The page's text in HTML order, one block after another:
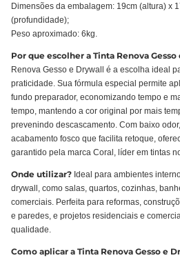
Dimensões da embalagem: 19cm (altura) x
(profundidade);
Peso aproximado: 6kg.
Por que escolher a Tinta Renova
Renova Gesso e Drywall é a escolha ideal
praticidade. Sua fórmula especial permite
fundo preparador, economizando tempo e
tempo, mantendo a cor original por mais
prevenindo descascamento. Com baixo
acabamento fosco que facilita retoque,
garantido pela marca Coral, líder em tintas
Onde utilizar? Ideal para ambientes
drywall, como salas, quartos, cozinhas,
comerciais. Perfeita para reformas,
e paredes, e projetos residenciais e
qualidade.
Como aplicar a Tinta Renova Gesso e